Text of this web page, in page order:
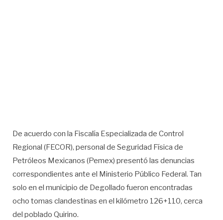
De acuerdo con la Fiscalía Especializada de Control
Regional (FECOR), personal de Seguridad Física de
Petróleos Mexicanos (Pemex) presentó las denuncias
correspondientes ante el Ministerio Público Federal. Tan
solo en el municipio de Degollado fueron encontradas
ocho tomas clandestinas en el kilómetro 126+110, cerca
del poblado Quirino.